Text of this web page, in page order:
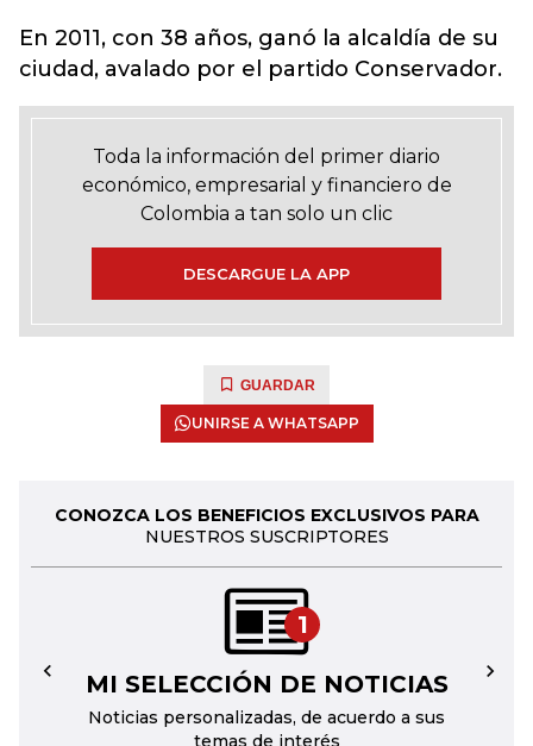
En 2011, con 38 años, ganó la alcaldía de su
ciudad, avalado por el partido Conservador.
Toda la información del primer diario
económico, empresarial y financiero de
Colombia a tan solo un clic
DESCARGUE LA APP
GUARDAR
UNIRSE A WHATSAPP
CONOZCA LOS BENEFICIOS EXCLUSIVOS PARA
NUESTROS SUSCRIPTORES
1
MI SELECCIÓN DE NOTICIAS
Noticias personalizadas, de acuerdo a sus
temas de interés
← →